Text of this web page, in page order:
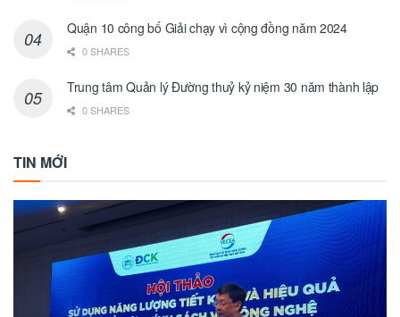
Quận 10 công bố Giải chạy vì cộng đồng năm 2024
0 SHARES
Trung tâm Quản lý Đường thuỷ kỷ niệm 30 năm thành lập
0 SHARES
TIN MỚI